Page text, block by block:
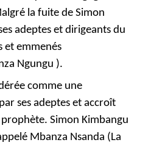
la fuite de Simon
adeptes et dirigeants du
et emmenés
Ngungu ).
comme une
ses adeptes et accroît
Simon Kimbangu
Mbanza Nsanda (La